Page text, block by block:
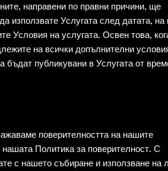
направени по правни причини, ще
използвате Услугата след датата, на
Условия на услугата. Освен това,
на всички допълнителни
бъдат публикувани в Услугата от
поверителността на нашите
Политика за поверителност. С
с нашето събиране и използване на